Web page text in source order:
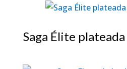
Saga Élite